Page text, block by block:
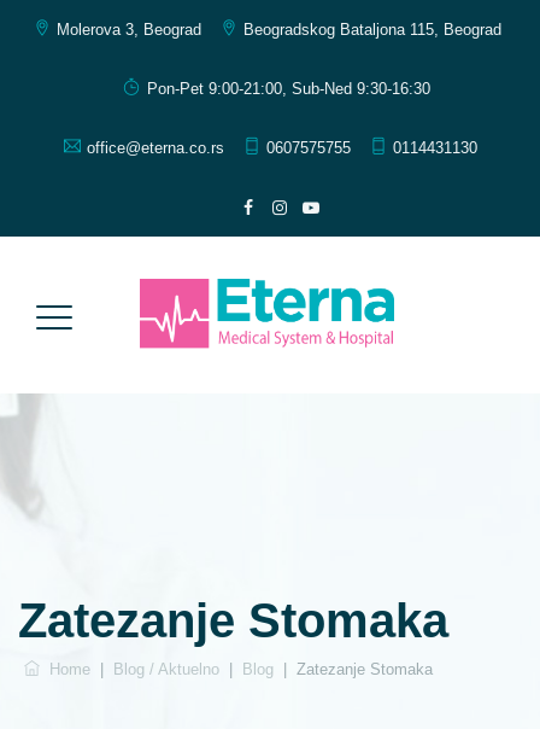
Molerova 3, Beograd Beogradskog Bataljona 115, Beograd
Pon-Pet 9:00-21:00, Sub-Ned 9:30-16:30
office@eterna.co.rs 0607575755 0114431130
Zatezanje Stomaka
Home Blog / Aktuelno Blog Zatezanje Stomaka